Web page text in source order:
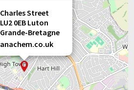
Charles Street
LU2 0EB Luton
Grande-Bretagne
anachem.co.uk